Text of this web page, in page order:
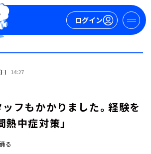
ログイン
ン
14:27
フもかかりました。経験を
熱中症対策」
る